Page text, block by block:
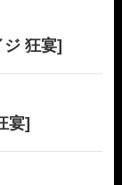
狂宴]
宴]